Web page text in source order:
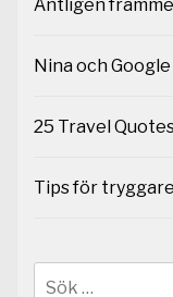
Äntligen
Nina och
25 Travel
Tips för